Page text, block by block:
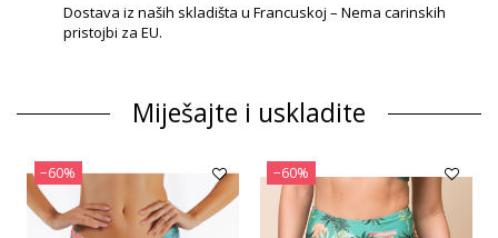
Dostava iz naših skladišta u Francuskoj – Nema carinskih
pristojbi za EU.
Miješajte i uskladite
−60% −60%